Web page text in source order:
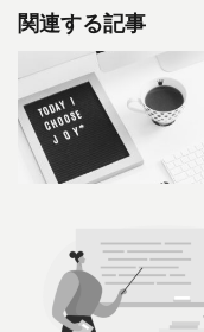
関連する記事